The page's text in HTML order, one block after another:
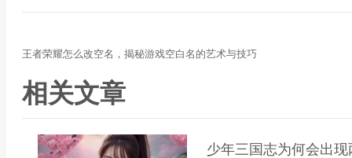
王者荣耀怎么改空名，揭秘游戏空白名的艺术与技巧
相关文章
少年三国志为何会出